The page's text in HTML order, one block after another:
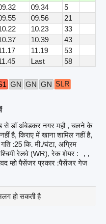
09.34
5
09.56
21
10.23
33
10.39
43
11.19
53
Last
58
GN GN GN SLR
से डॉ अंबेडकर नगर महौ , चलने के
है, किराए में खाना शामिल नहीं है,
:25 कि. मी./घंटा, अग्रिम
रेलवे (WR), रेक शेयर :
, ,
म्हो पैसेंजर प्रकार :पैसेंजर गेज
हो सकती है